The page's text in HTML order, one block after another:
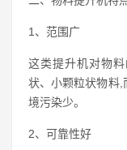
1、范围广
这类提升机对物
状、小颗粒状物料,
境污染少。
2、可靠性好